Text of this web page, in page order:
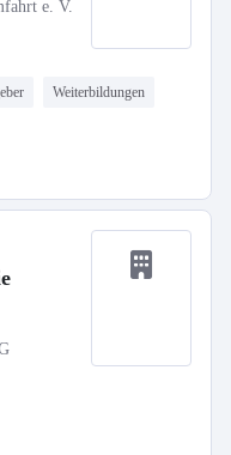
e. V.
Weiterbildungen